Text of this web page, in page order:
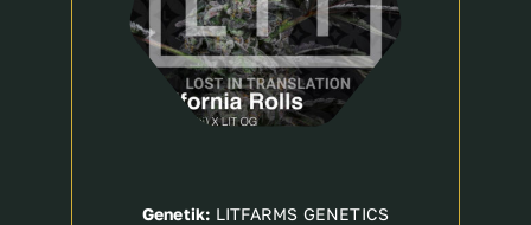
Genetik: LITFARMS GENETICS